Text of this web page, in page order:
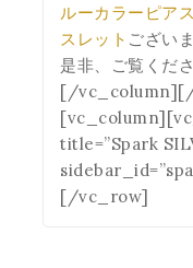
ルーカラーピアス
スレット ございま
是非、ご覧く
[/
title=”Spark
[/vc_row]